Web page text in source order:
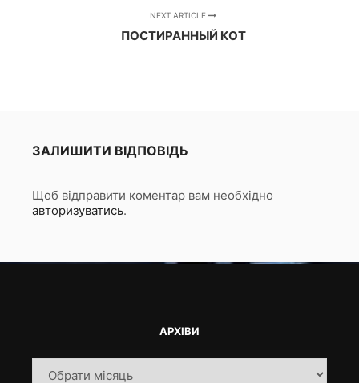
NEXT ARTICLE
ПОСТИРАННЫЙ КОТ
ЗАЛИШИТИ ВІДПОВІДЬ
Щоб відправити коментар вам необхідно
авторизуватись.
АРХІВИ
Архіви